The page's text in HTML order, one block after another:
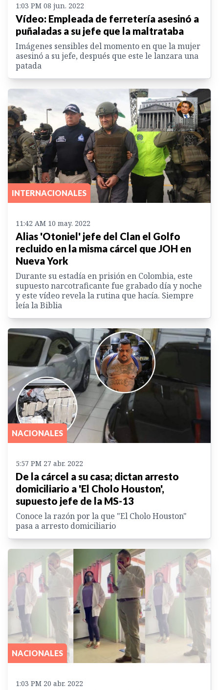
1:03 PM 08 jun. 2022
Vídeo: Empleada de ferretería asesinó a
puñaladas a su jefe que la maltrataba
Imágenes sensibles del momento en que la mujer
asesinó a su jefe, después que este le lanzara una
patada
INTERNACIONALES
11:42 AM 10 may. 2022
Alias 'Otoniel' jefe del Clan el Golfo
recluido en la misma cárcel que JOH en
Nueva York
Durante su estadía en prisión en Colombia, este
supuesto narcotraficante fue grabado día y noche
y este vídeo revela la rutina que hacía. Siempre
leía la Biblia
NACIONALES
5:57 PM 27 abr. 2022
De la cárcel a su casa; dictan arresto
domiciliario a 'El Cholo Houston',
supuesto jefe de la MS-13
Conoce la razón por la que "El Cholo Houston"
pasa a arresto domiciliario
NACIONALES
1:03 PM 20 abr. 2022